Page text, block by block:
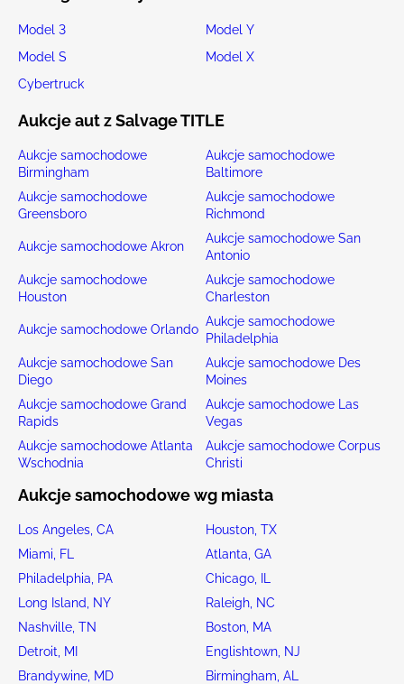
Model 3
Model Y
Model S
Model X
Cybertruck
Aukcje aut z Salvage TITLE
Aukcje samochodowe
Birmingham
Aukcje samochodowe
Baltimore
Aukcje samochodowe
Greensboro
Aukcje samochodowe
Richmond
Aukcje samochodowe Akron
Aukcje samochodowe San
Antonio
Aukcje samochodowe
Houston
Aukcje samochodowe
Charleston
Aukcje samochodowe Orlando
Aukcje samochodowe
Philadelphia
Aukcje samochodowe San
Diego
Aukcje samochodowe Des
Moines
Aukcje samochodowe Grand
Rapids
Aukcje samochodowe Las
Vegas
Aukcje samochodowe Atlanta
Wschodnia
Aukcje samochodowe Corpus
Christi
Aukcje samochodowe wg miasta
Los Angeles, CA
Houston, TX
Miami, FL
Atlanta, GA
Philadelphia, PA
Chicago, IL
Long Island, NY
Raleigh, NC
Nashville, TN
Boston, MA
Detroit, MI
Englishtown, NJ
Brandywine, MD
Birmingham, AL